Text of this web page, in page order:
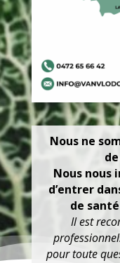
Nous ne
Nous
d’entrer
de
Il est
pour toute